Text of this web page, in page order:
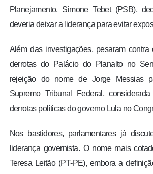
Planejamento, Simone Tebet (PSB),
deveria deixar a liderança para evitar
Além das investigações, pesaram contra
derrotas do Palácio do Planalto no
rejeição do nome de Jorge Messias
Supremo Tribunal Federal,
derrotas políticas do governo Lula no
Nos bastidores, parlamentares já
liderança governista. O nome mais
Teresa Leitão (PT-PE), embora a